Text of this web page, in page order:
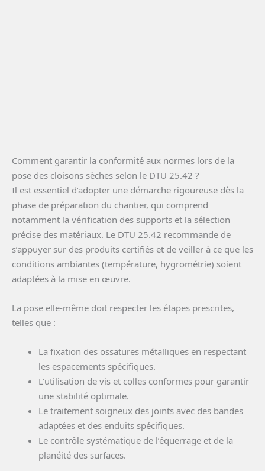
Comment garantir la conformité aux normes lors de la
pose des cloisons sèches selon le DTU 25.42 ?
Il est essentiel d’adopter une démarche rigoureuse dès la
phase de préparation du chantier, qui comprend
notamment la vérification des supports et la sélection
précise des matériaux. Le DTU 25.42 recommande de
s’appuyer sur des produits certifiés et de veiller à ce que les
conditions ambiantes (température, hygrométrie) soient
adaptées à la mise en œuvre.
La pose elle-même doit respecter les étapes prescrites,
telles que :
La fixation des ossatures métalliques en respectant
les espacements spécifiques.
L’utilisation de vis et colles conformes pour garantir
une stabilité optimale.
Le traitement soigneux des joints avec des bandes
adaptées et des enduits spécifiques.
Le contrôle systématique de l’équerrage et de la
planéité des surfaces.